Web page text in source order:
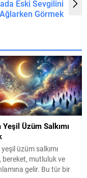
Eski Sevgilini
Ağlarken Görmek
Yeşil Üzüm Salkımı
üzüm salkımı
bereket, mutluluk ve
gelir. Bu tür bir